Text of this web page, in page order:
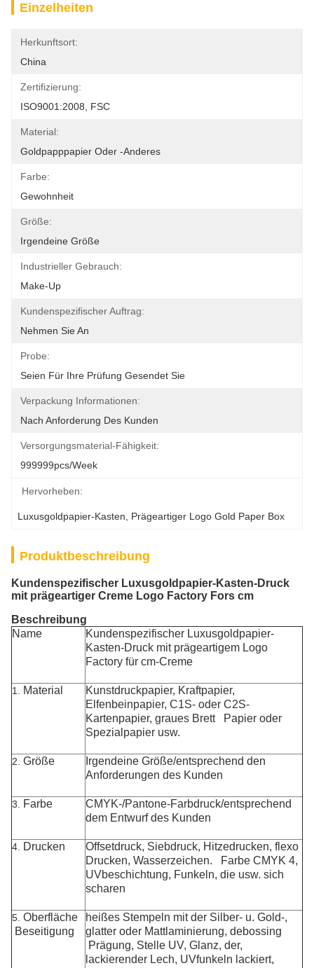
Einzelheiten
Herkunftsort:
China
Zertifizierung:
ISO9001:2008, FSC
Material:
Goldpapppapier Oder -anderes
Farbe:
Gewohnheit
Größe:
Irgendeine Größe
Industrieller Gebrauch:
Make-Up
Kundenspezifischer Auftrag:
Nehmen Sie An
Probe:
Seien Für Ihre Prüfung Gesendet Sie
Verpackung Informationen:
Nach Anforderung Des Kunden
Versorgungsmaterial-Fähigkeit:
999999pcs/week
Hervorheben:
Luxusgoldpapier-Kasten Prägeartiger Logo Gold Paper Box
Produktbeschreibung
Kundenspezifischer Luxusgoldpapier-Kasten-Druck
mit prägeartiger Creme Logo Factory Fors cm
Beschreibung
Name
Kundenspezifischer Luxusgoldpapier-
Kasten-Druck mit prägeartigem Logo
Factory für cm-Creme
1. Material
Kunstdruckpapier, Kraftpapier,
Elfenbeinpapier, C1S- oder C2S-
Kartenpapier, graues Brett
Papier oder
Spezialpapier usw.
2. Größe
Irgendeine Größe/entsprechend den
Anforderungen des Kunden
3. Farbe
CMYK-/Pantone-Farbdruck/entsprechend
dem Entwurf des Kunden
4. Drucken
Offsetdruck, Siebdruck, Hitzedrucken, flexo
Drucken, Wasserzeichen. Farbe CMYK 4,
UVbeschichtung, Funkeln, die usw. sich
scharen
5. Oberfläche
Beseitigung
heißes Stempeln mit der Silber- u. Gold-,
glatter oder Mattlaminierung, debossing
Prägung, Stelle UV, Glanz, der,
lackierender Lech, UVfunkeln lackiert,